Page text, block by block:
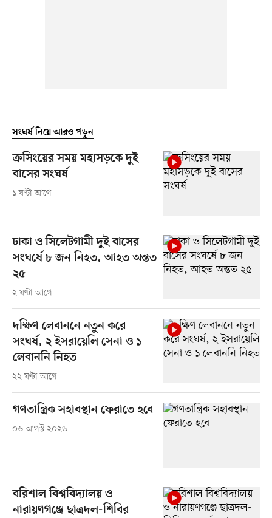
সংঘর্ষ নিয়ে আরও পড়ুন
ক্রসিংয়ের সময় মহাসড়কে দুই
বাসের সংঘর্ষ
১ ঘণ্টা আগে
ঢাকা ও সিলেটগামী দুই বাসের
সংঘর্ষে ৮ জন নিহত, আহত অন্তত
২৫
২ ঘণ্টা আগে
দক্ষিণ লেবাননে নতুন করে
সংঘর্ষ, ২ ইসরায়েলি সেনা ও ১
লেবাননি নিহত
২২ ঘণ্টা আগে
গণতান্ত্রিক সহাবস্থান ফেরাতে হবে
০৬ আগস্ট ২০২৬
বরিশাল বিশ্ববিদ্যালয় ও
নারায়ণগঞ্জে ছাত্রদল-শিবির